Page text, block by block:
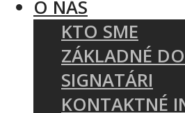
O NÁS
KTO SME
ZÁKLADNÉ
SIGNATÁRI
KONTAKTNÉ